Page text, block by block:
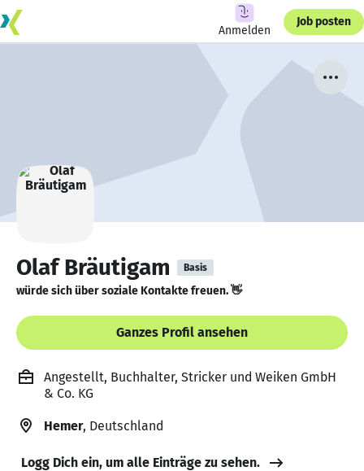
Anmelden
Job posten
Olaf Bräutigam Basis
würde sich über soziale Kontakte freuen. 👋
Ganzes Profil ansehen
Angestellt, Buchhalter, Stricker und Weiken GmbH
& Co. KG
Hemer, Deutschland
Logg Dich ein, um alle Einträge zu sehen.